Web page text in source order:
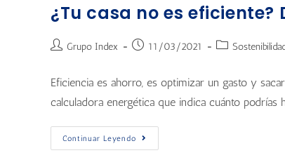
¿Tu casa no es
Grupo Index 11/03/2021
Eficiencia es ahorro, es optimizar un gasto y
calculadora energética que indica cuánto podrías
Continuar Leyendo